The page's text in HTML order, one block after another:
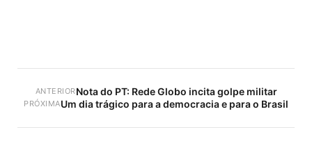
ANTERIORNota do PT: Rede Globo incita golpe militar
PRÓXIMAUm dia trágico para a democracia e para o Brasil